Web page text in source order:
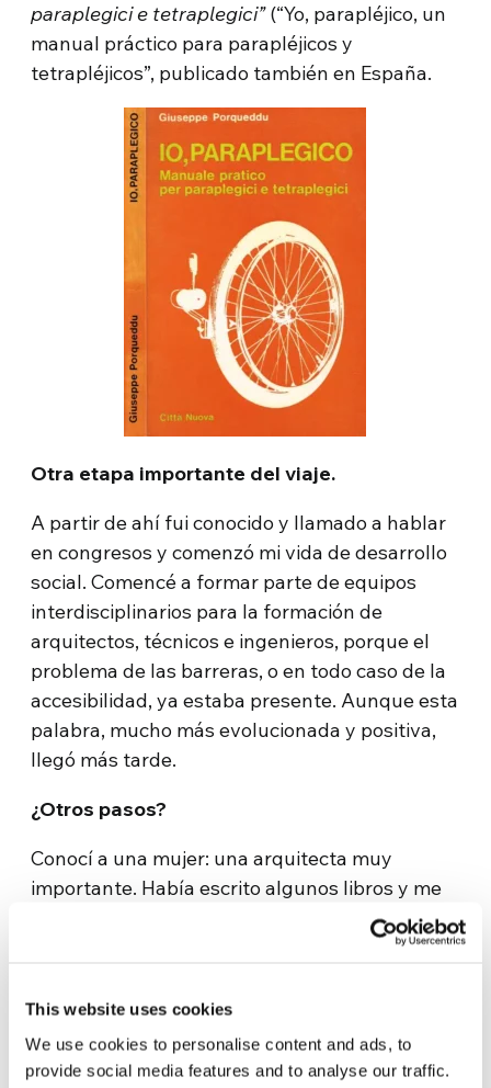
This website uses cookies
We use cookies to personalise content and ads, to
provide social media features and to analyse our traffic.
paraplegici e tetraplegici”(“Yo, parapléjico, un
manual práctico para parapléjicos y
tetrapléjicos”, publicado también en España.
Otra etapa importante del viaje.
A partir de ahí fui conocido y llamado a hablar
en congresos y comenzó mi vida de desarrollo
social. Comencé a formar parte de equipos
interdisciplinarios para la formación de
arquitectos, técnicos e ingenieros, porque el
problema de las barreras, o en todo caso de la
accesibilidad, ya estaba presente. Aunque esta
palabra, mucho más evolucionada y positiva,
llegó más tarde.
¿Otros pasos?
Conocí a una mujer: una arquitecta muy
importante. Había escrito algunos libros y me
había involucrado en un curso de formación
inicial para arquitectos, aparejadores e
colaboración intelectual y comencé a
comprender que era necesaria una formación
en discapacidad entendida como una